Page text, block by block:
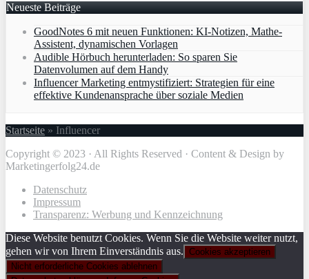
Neueste Beiträge
GoodNotes 6 mit neuen Funktionen: KI-Notizen, Mathe-
Assistent, dynamischen Vorlagen
Audible Hörbuch herunterladen: So sparen Sie
Datenvolumen auf dem Handy
Influencer Marketing entmystifiziert: Strategien für eine
effektive Kundenansprache über soziale Medien
Startseite » Influencer
Copyright © 2023 · All Rights Reserved · Content & Design by
Marketingerfolg24.de
Datenschutz
Impressum
Transparenz: Werbung und Kennzeichnung
Diese Website benutzt Cookies. Wenn Sie die Website weiter nutzt,
gehen wir von Ihrem Einverständnis aus. Cookies akzeptieren
Nicht erforderliche Cookies ablehnen